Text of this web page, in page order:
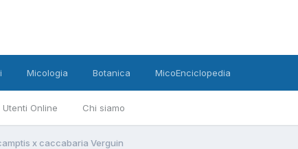
Utenti Online Chi siamo
Micologia Botanica MicoEnciclopedia
x caccabaria Verguin